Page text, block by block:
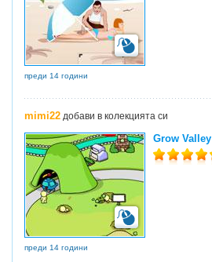
преди 14 години
mimi22 добави в колекцията си
Grow Valley
преди 14 години